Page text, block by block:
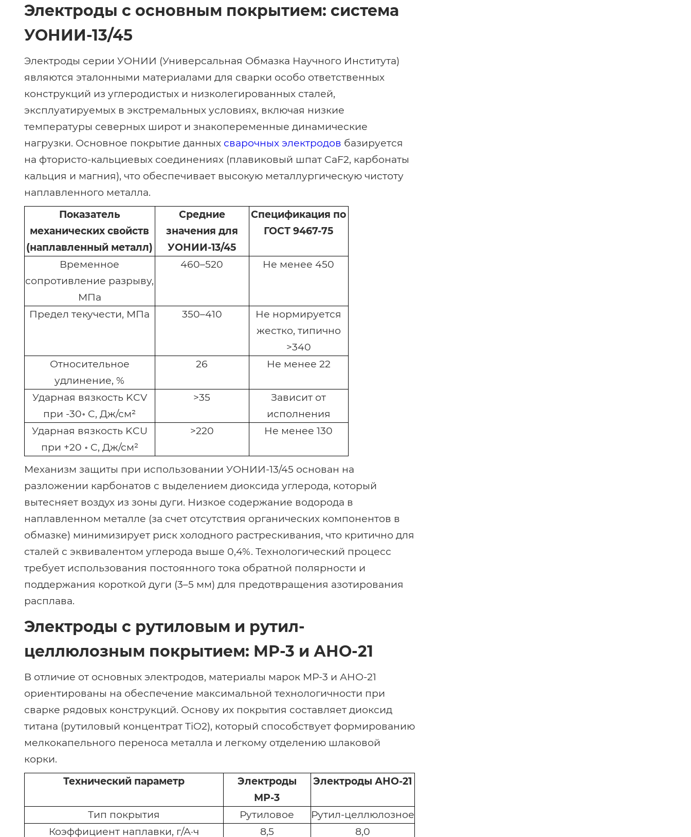
Электроды с основным покрытием: система
УОНИИ-13/45
Электроды серии УОНИИ (Универсальная Обмазка Научного Института)
являются эталонными материалами для сварки особо ответственных
конструкций из углеродистых и низколегированных сталей,
эксплуатируемых в экстремальных условиях, включая низкие
температуры северных широт и знакопеременные динамические
нагрузки. Основное покрытие данных сварочных электродов базируется
на фтористо-кальциевых соединениях (плавиковый шпат CaF2, карбонаты
кальция и магния), что обеспечивает высокую металлургическую чистоту
наплавленного металла.
Показатель
механических свойств
(наплавленный металл)
Средние
значения для
УОНИИ-13/45
Спецификация по
ГОСТ 9467-75
Временное
сопротивление разрыву,
МПа
460–520 Не менее 450
Предел текучести, МПа 350–410
Не нормируется
жестко, типично
>340
Относительное
удлинение, %
26 Не менее 22
Ударная вязкость KCV
при -30॰ C, Дж/см²
>35
Зависит от
исполнения
Ударная вязкость KCU
при +20 ॰ C, Дж/см²
>220 Не менее 130
Механизм защиты при использовании УОНИИ-13/45 основан на
разложении карбонатов с выделением диоксида углерода, который
вытесняет воздух из зоны дуги. Низкое содержание водорода в
наплавленном металле (за счет отсутствия органических компонентов в
обмазке) минимизирует риск холодного растрескивания, что критично для
сталей с эквивалентом углерода выше 0,4%. Технологический процесс
требует использования постоянного тока обратной полярности и
поддержания короткой дуги (3–5 мм) для предотвращения азотирования
расплава.
Электроды с рутиловым и рутил-
целлюлозным покрытием: МР-3 и АНО-21
В отличие от основных электродов, материалы марок МР-3 и АНО-21
ориентированы на обеспечение максимальной технологичности при
сварке рядовых конструкций. Основу их покрытия составляет диоксид
титана (рутиловый концентрат TiO2), который способствует формированию
мелкокапельного переноса металла и легкому отделению шлаковой
корки.
Технический параметр
Электроды
МР-3
Электроды АНО-21
Тип покрытия Рутиловое
Рутил-целлюлозное
Коэффициент наплавки, г/А·ч
8,5 8,0